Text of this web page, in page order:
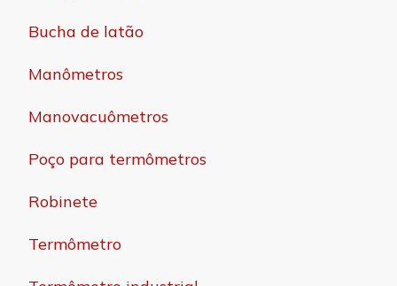
Bucha de latão
Manômetros
Manovacuômetros
Poço para termômetros
Robinete
Termômetro